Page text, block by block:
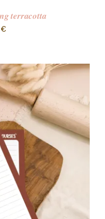
terracotta
€